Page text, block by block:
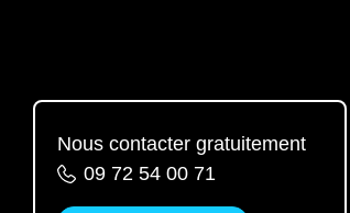
Nous contacter gratuitement
09 72 54 00 71